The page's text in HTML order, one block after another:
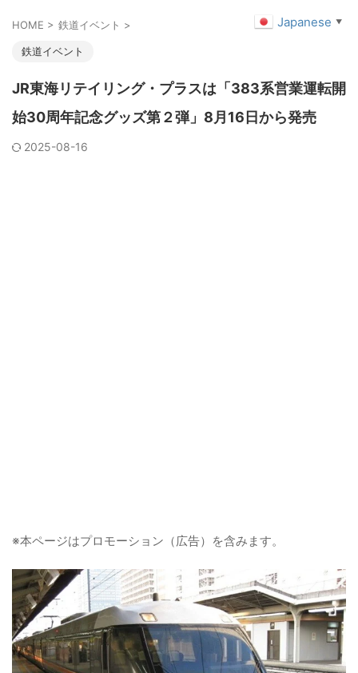
HOME > 鉄道イベント >
鉄道イベント
JR東海リテイリング・プラスは「383系営業運転開
始30周年記念グッズ第２弾」8月16日から発売
2025-08-16
※本ページはプロモーション（広告）を含みます。
Japanese ▼